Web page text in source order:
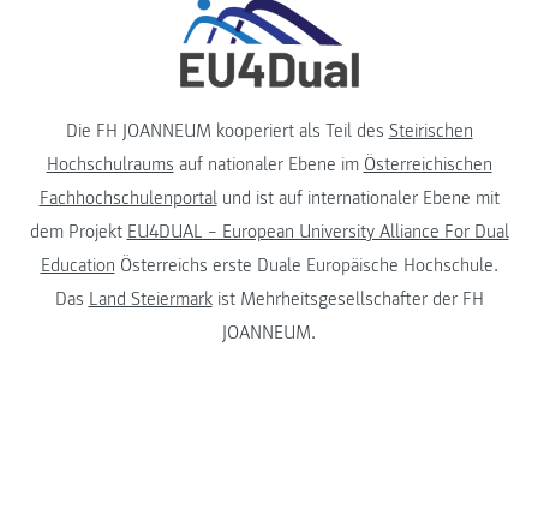
Die FH JOANNEUM kooperiert als Teil des Steirischen
Hochschulraums auf nationaler Ebene im Österreichischen
Fachhochschulenportalund ist auf internationaler Ebene mit
dem Projekt EU4DUAL – European University Alliance For Dual
Education Österreichs erste Duale Europäische Hochschule.
Das Land Steiermarkist Mehrheitsgesellschafter der FH
JOANNEUM.